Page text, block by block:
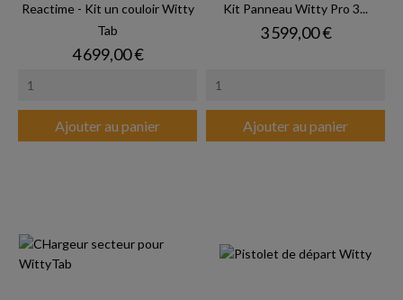
Reactime - Kit un couloir Witty
Tab
Prix
4 699,00 €
Ajouter au panier
Kit Panneau Witty Pro 3...
Prix
3 599,00 €
Ajouter au panier